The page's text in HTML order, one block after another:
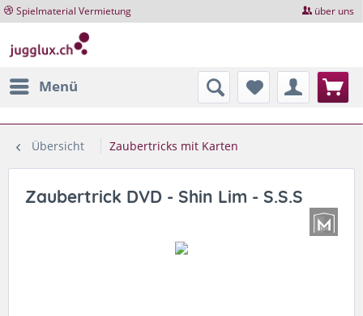
Spielmaterial Vermietung über uns
Menü
Übersicht Zaubertricks mit Karten
Zaubertrick DVD - Shin Lim - S.S.S